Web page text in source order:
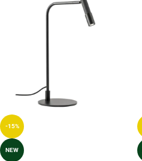
-15%
NEW